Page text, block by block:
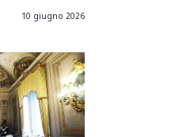
10 giugno 2026